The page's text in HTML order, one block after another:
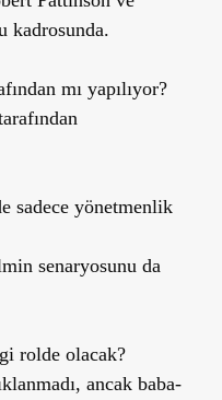
kadrosunda.
mı yapılıyor?
sadece yönetmenlik
senaryosunu da
rolde olacak?
ancak baba-